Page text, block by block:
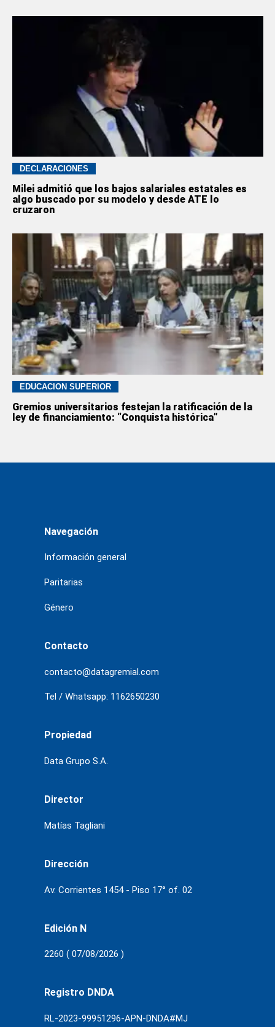
DECLARACIONES
Milei admitió que los bajos salariales estatales es
algo buscado por su modelo y desde ATE lo
cruzaron
EDUCACION SUPERIOR
Gremios universitarios festejan la ratificación de la
ley de financiamiento: “Conquista histórica”
Navegación
Información general
Paritarias
Género
Contacto
contacto@datagremial.com
Tel / Whatsapp: 1162650230
Propiedad
Data Grupo S.A.
Director
Matías Tagliani
Dirección
Av. Corrientes 1454 - Piso 17° of. 02
Edición N
2260 ( 07/08/2026 )
Registro DNDA
RL-2023-99951296-APN-DNDA#MJ